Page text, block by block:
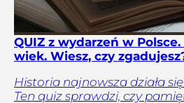
QUIZ z wydarzeń w
wiek. Wiesz, czy
Historia najnowsza działa
Ten quiz sprawdzi, czy